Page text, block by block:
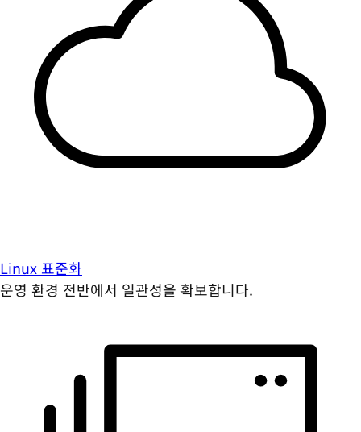
Linux 표준화
운영 환경 전반에서 일관성을 확보합니다.